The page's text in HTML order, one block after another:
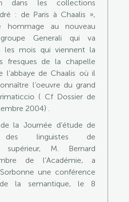
dans les collections
: de Paris à Chaalis »,
hommage au nouveau
Generali qui va
les mois qui viennent la
fresques de la chapelle
l’abbaye de Chaalis où il
l’oeuvre du grand
( Cf Dossier de
2004) .
la Journée d’étude de
des linguistes de
supérieur, M. Bernard
de l’Académie, a
une conférence
la semantique, le 8